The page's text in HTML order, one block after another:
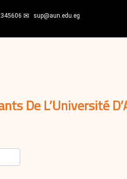
sup@aun.edu.eg
De L’Université